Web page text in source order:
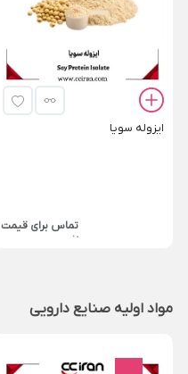
ایزوله سویا
تماس برای قیمت
مواد اولیه صنایع دارویی